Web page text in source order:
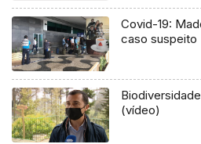
Covid-19:
caso suspeito
(vídeo)